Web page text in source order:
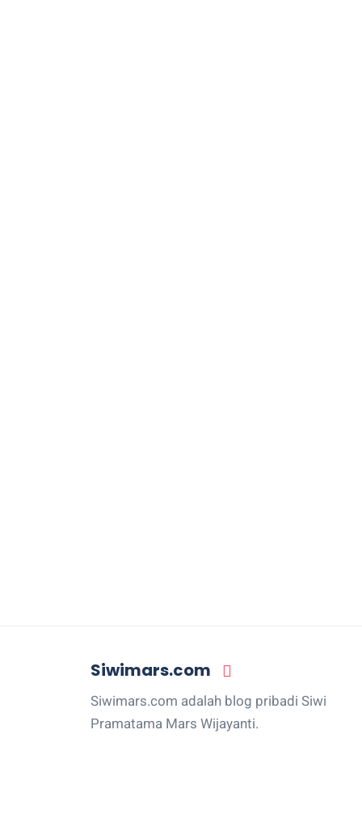
Siwimars.com
Siwimars.com adalah blog pribadi Siwi
Pramatama Mars Wijayanti.